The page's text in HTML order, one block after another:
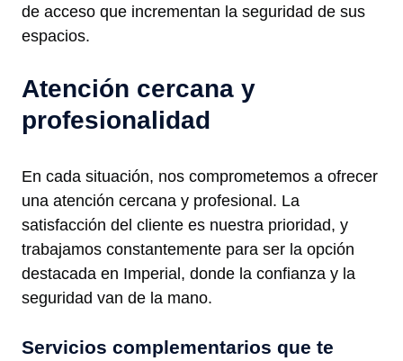
de acceso que incrementan la seguridad de sus
espacios.
Atención cercana y
profesionalidad
En cada situación, nos comprometemos a ofrecer
una atención cercana y profesional. La
satisfacción del cliente es nuestra prioridad, y
trabajamos constantemente para ser la opción
destacada en Imperial, donde la confianza y la
seguridad van de la mano.
Servicios complementarios que te